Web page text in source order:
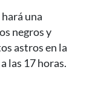
una
negros y
astros en la
las 17 horas.